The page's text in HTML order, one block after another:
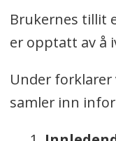
Brukernes tillit
er opptatt av å
Under
samler inn